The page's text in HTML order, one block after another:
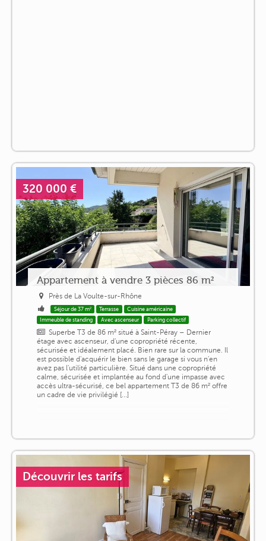
320 000 €
Appartement à vendre 3 pièces 86 m²
Près de La Voulte-sur-Rhône
Séjour de 37 m² Terrasse
Cuisine américaine
Immeuble de standing
Avec ascenseur Parking collectif
Superbe T3 de 86 m² situé à Saint-Péray – Dernier
étage avec ascenseur, d'une copropriété récente,
sécurisée et idéalement placé. Bien rare sur la commune. Il
est possible d'acquérir le bien sans le garage si vous n'en
avez pas l'utilité particulière. Situé dans une copropriété
calme, sécurisée et implantée au fond d'une impasse avec
accès ultra-sécurisé, ce bel appartement T3 de 86 m² offre
un cadre de vie privilégié [...]
Découvrir les tarifs